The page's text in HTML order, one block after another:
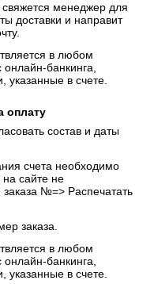
менеджер для
доставки и направит
в любом
онлайн-банкинга,
указанные в счете.
оплату
состав и даты
счета необходимо
на сайте не
№=> Распечатать
заказа.
в любом
онлайн-банкинга,
указанные в счете.